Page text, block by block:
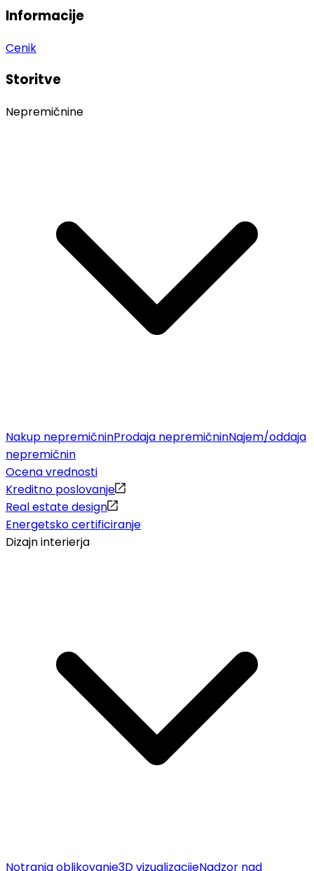
Informacije
Cenik
Storitve
Nepremičnine
Nakup nepremičninProdaja nepremičninNajem/oddaja
nepremičnin
Ocena vrednosti
Kreditno poslovanje
Real estate design
Energetsko certificiranje
Dizajn interierja
Notranja oblikovanje3D vizualizacijeNadzor nad